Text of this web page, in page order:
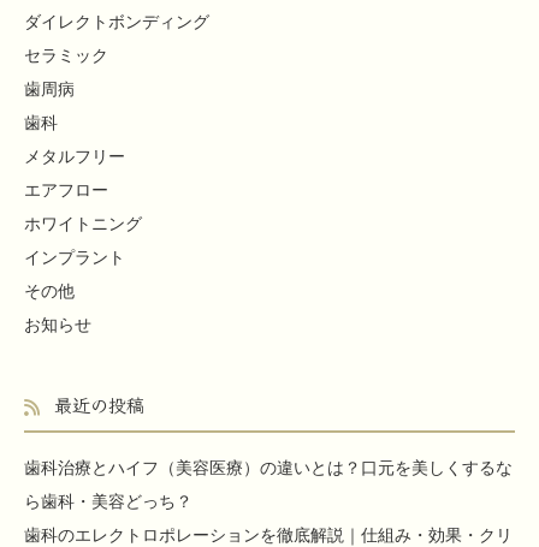
ダイレクトボンディング
セラミック
歯周病
歯科
メタルフリー
エアフロー
ホワイトニング
インプラント
その他
お知らせ
最近の投稿
歯科治療とハイフ（美容医療）の違いとは？口元を美しくするな
ら歯科・美容どっち？
歯科のエレクトロポレーションを徹底解説｜仕組み・効果・クリ